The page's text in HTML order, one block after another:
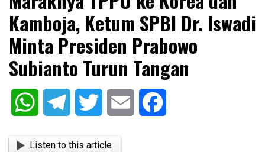
Kamboja, Ketum SPBI Dr. Iswadi
Minta Presiden Prabowo
Subianto Turun Tangan
WhatsAppTelegram Twitter Email
Listen to this article